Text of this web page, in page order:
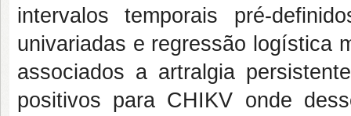
intervalos temporais pré-
univariadas e regressão logística
associados a artralgia
positivos para CHIKV onde